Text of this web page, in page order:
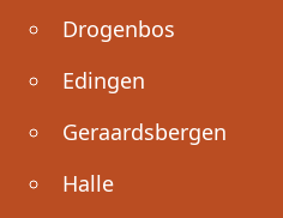
Drogenbos
Edingen
Geraardsbergen
Halle